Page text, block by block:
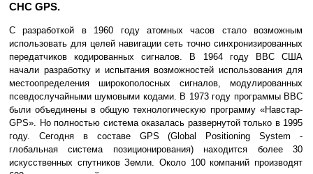
СНС GPS.
С разработкой в 1960 году атомных часов стало возможным
использовать для целей навигации сеть точно синхронизированных
передатчиков кодированных сигналов. В 1964 году ВВС США
начали разработку и испытания возможностей использования для
местоопределения широкополосных сигналов, модулированных
псевдослучайными шумовыми кодами. В 1973 году программы ВВС
были объединены в общую технологическую программу «Навстар-
GPS». Но полностью система оказалась развернутой только в 1995
году. Сегодня в составе GPS (Global Positioning System -
глобальная система позиционирования) находится более 30
искусственных спутников Земли. Около 100 компаний производят